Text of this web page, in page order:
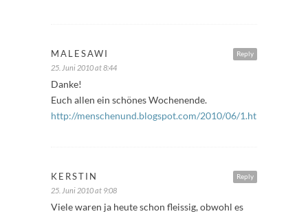
Reply
MALESAWI
25. Juni 2010 at 8:44
Danke!
Euch allen ein schönes Wochenende.
http://menschenund.blogspot.com/2010/06/1.html
Reply
KERSTIN
25. Juni 2010 at 9:08
Viele waren ja heute schon fleissig, obwohl es